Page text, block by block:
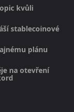
kvůli
stablecoinové
plánu
na otevření